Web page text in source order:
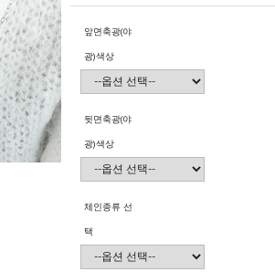
앞면축광(야
광)색상
뒷면축광(야
광)색상
체인종류 선
택